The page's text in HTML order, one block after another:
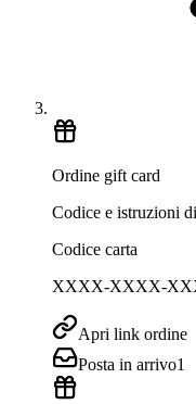
Ordine gift card
Codice e istruzioni
Codice carta
XXXX-XXXX-
Apri link ordine
Posta in arrivo1